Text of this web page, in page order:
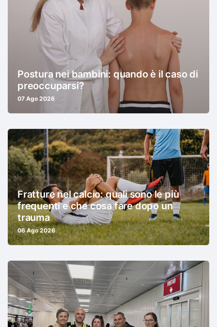
Postura nei bambini: quando è il caso di
preoccuparsi?
07 Ago 2026
Fratture nel calcio: quali sono le più
frequenti e che cosa fare dopo un
trauma
06 Ago 2026